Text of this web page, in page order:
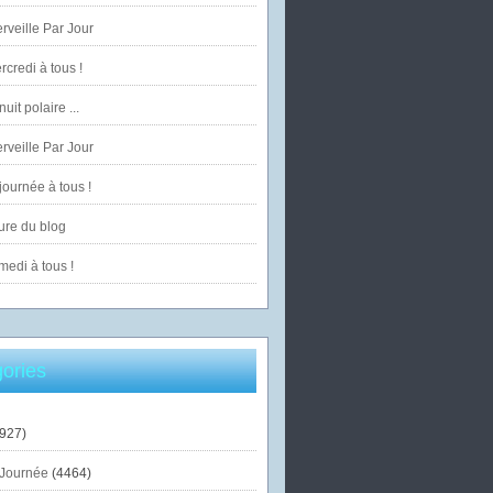
Par Jour
à tous !
polaire ...
Par Jour
à tous !
du blog
à tous !
(4464)